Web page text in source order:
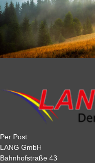
Per Post:
LANG GmbH
Bahnhofstraße 43